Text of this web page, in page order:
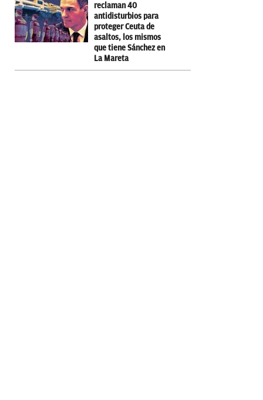
reclaman 40
antidisturbios para
proteger Ceuta de
asaltos, los mismos
que tiene Sánchez en
La Mareta